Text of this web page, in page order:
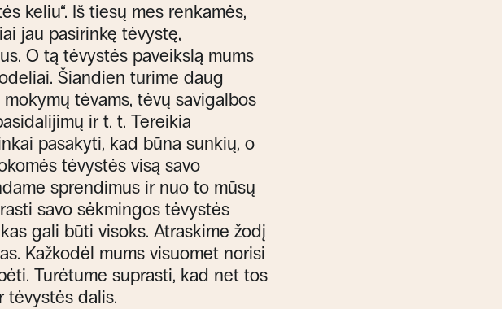
keliu“. Iš tiesų mes renkamės,
jau pasirinkę tėvystę,
O tą tėvystės paveikslą mums
Šiandien turime daug
tėvams, tėvų savigalbos
ir t. t. Tereikia
pasakyti, kad būna sunkių, o
tėvystės visą savo
sprendimus ir nuo to mūsų
savo sėkmingos tėvystės
gali būti visoks. Atraskime žodį
Kažkodėl mums visuomet norisi
Turėtume suprasti, kad net tos
tėvystės dalis.